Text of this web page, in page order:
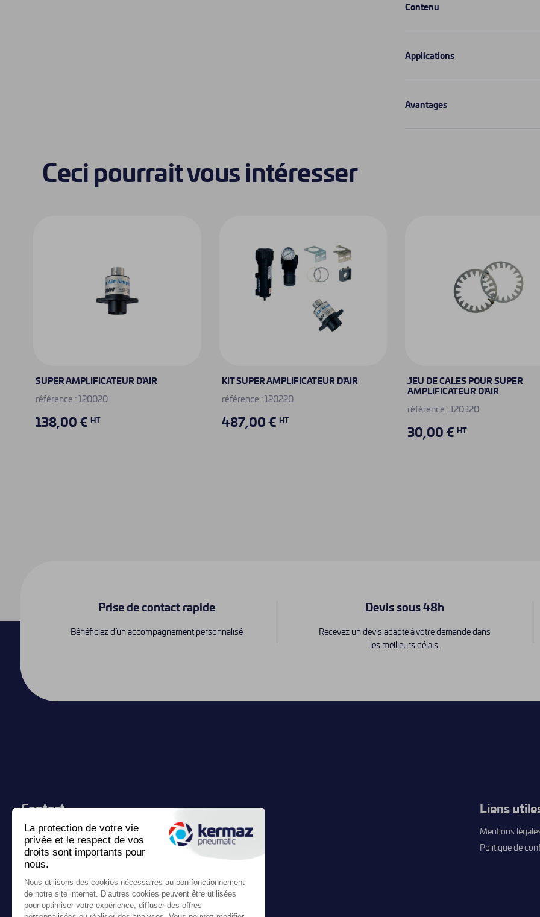
Contenu
Applications
Avantages
Ceci pourrait vous intéresser
SUPER AMPLIFICATEUR D'AIR
référence : 120020
138,00 € HT
KIT SUPER AMPLIFICATEUR D'AIR
référence : 120220
487,00 € HT
JEU DE CALES POUR SUPER
AMPLIFICATEUR D'AIR
référence : 120320
30,00 € HT
Prise de contact rapide
Bénéficiez d’un accompagnement personnalisé
Devis sous 48h
Recevez un devis adapté à votre demande dans
les meilleurs délais.
Contact
Kermaz Pneumatic
6 rue Auguste Bartholdi
78420 Carrières-sur-seine
France
Appelez-nous :01 69 30 69 80
Écrivez-nous : contact@kermaz-pneumatic.com
Liens
Mentions
Politique de